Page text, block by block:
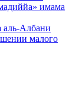
имама
аль-Албани
малого